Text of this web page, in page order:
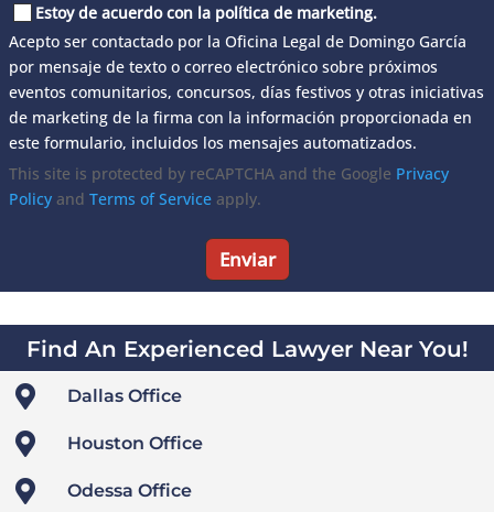
Estoy de acuerdo con la política de marketing.
Acepto ser contactado por la Oficina Legal de Domingo García
por mensaje de texto o correo electrónico sobre próximos
eventos comunitarios, concursos, días festivos y otras iniciativas
de marketing de la firma con la información proporcionada en
este formulario, incluidos los mensajes automatizados.
This site is protected by reCAPTCHA and the Google Privacy
Policy and Terms of Service apply.
Find An Experienced Lawyer Near You!

Dallas Office
 Houston Office
 Odessa Office